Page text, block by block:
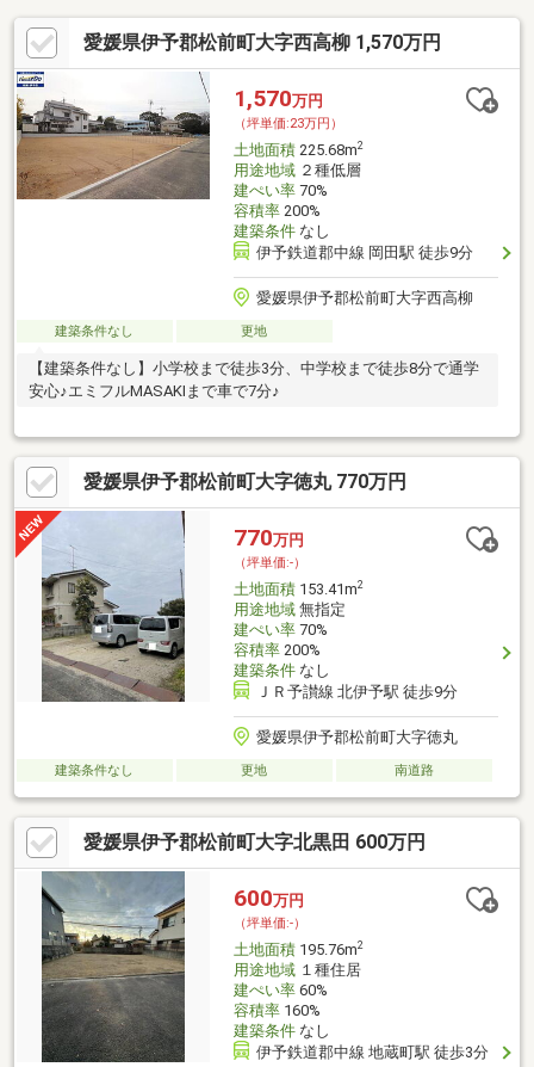
愛媛県伊予郡松前町大字西高柳 1,570万円
1,570万円
（坪単価:23万円）
土地面積225.68m2
用途地域２種低層
建ぺい率70%
容積率200%
建築条件なし
伊予鉄道郡中線 岡田駅 徒歩9分
愛媛県伊予郡松前町大字西高柳
建築条件なし 更地
【建築条件なし】小学校まで徒歩3分、中学校まで徒歩8分で通学
安心♪エミフルMASAKIまで車で7分♪
愛媛県伊予郡松前町大字徳丸 770万円
770万円
（坪単価:-）
土地面積153.41m2
用途地域無指定
建ぺい率70%
容積率200%
建築条件なし
ＪＲ予讃線 北伊予駅 徒歩9分
愛媛県伊予郡松前町大字徳丸
建築条件なし 更地 南道路
愛媛県伊予郡松前町大字北黒田 600万円
600万円
（坪単価:-）
土地面積195.76m2
用途地域１種住居
建ぺい率60%
容積率160%
建築条件なし
伊予鉄道郡中線 地蔵町駅 徒歩3分